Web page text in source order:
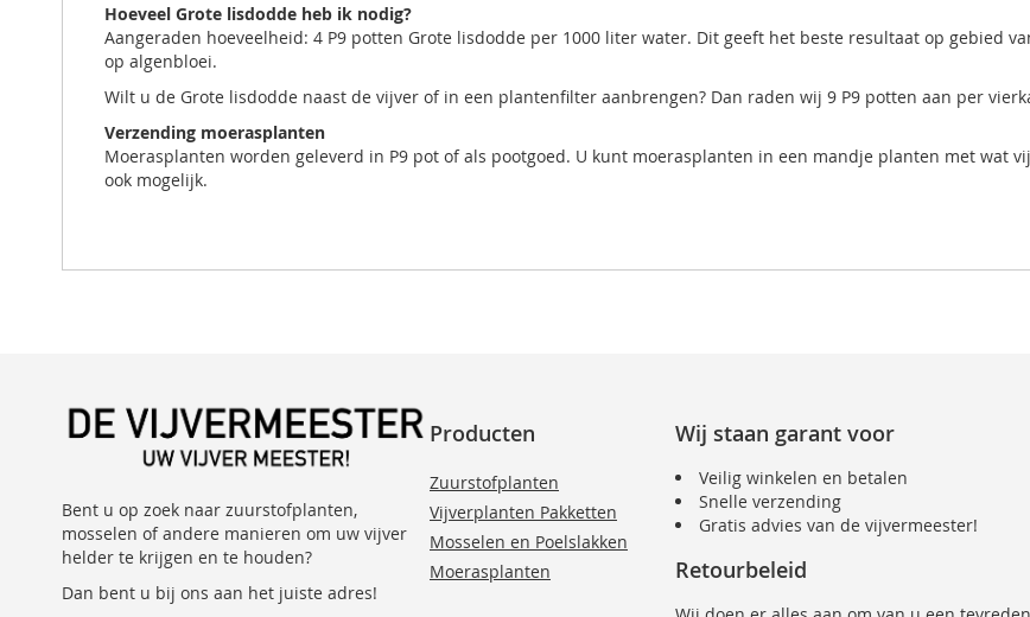
Hoeveel Grote lisdodde heb ik nodig?
Aangeraden hoeveelheid: 4 P9 potten Grote lisdodde per 1000 liter water. Dit geeft het beste resultaat op gebied
op algenbloei.
Wilt u de Grote lisdodde naast de vijver of in een plantenfilter aanbrengen? Dan raden wij 9 P9 potten aan per
Verzending moerasplanten
Moerasplanten worden geleverd in P9 pot of als pootgoed. U kunt moerasplanten in een mandje planten met wat
ook mogelijk.
Bent u op zoek naar zuurstofplanten,
mosselen of andere manieren om uw vijver
helder te krijgen en te houden?
Dan bent u bij ons aan het juiste adres!
Producten
Zuurstofplanten
Vijverplanten Pakketten
Mosselen en Poelslakken
Moerasplanten
Wij staan garant voor
Veilig winkelen en betalen
Snelle verzending
Gratis advies van de vijvermeester!
Retourbeleid